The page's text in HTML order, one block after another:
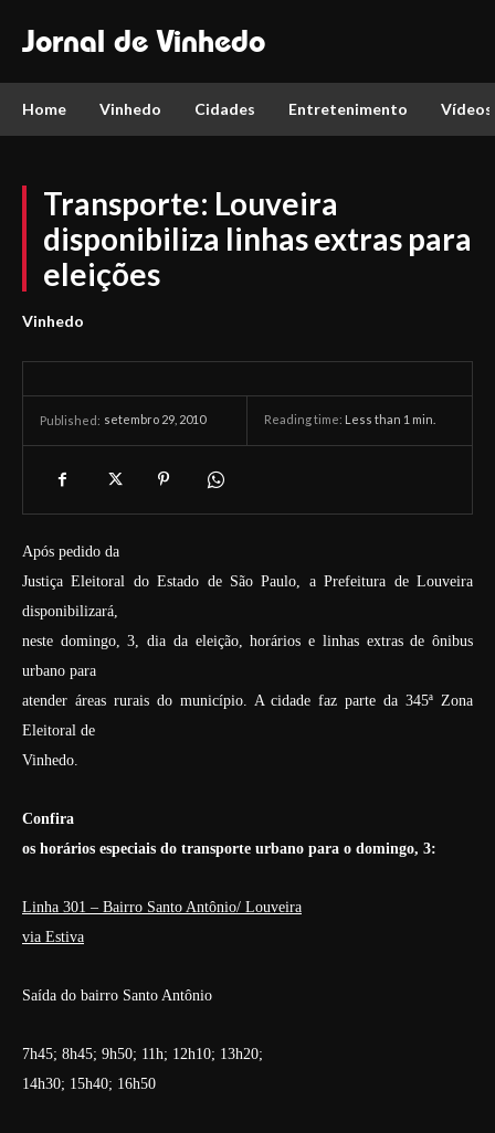
Jornal de Vinhedo
Home Vinhedo Cidades Entretenimento Vídeos
Transporte: Louveira
disponibiliza linhas extras para
eleições
Vinhedo
Published: setembro 29, 2010 Reading time: Less than 1 min.
Após pedido da
Justiça Eleitoral do Estado de São Paulo, a Prefeitura de Louveira
disponibilizará,
neste domingo, 3, dia da eleição, horários e linhas extras de ônibus
urbano para
atender áreas rurais do município. A cidade faz parte da 345ª Zona
Eleitoral de
Vinhedo.
Confira
os horários especiais do transporte urbano para o domingo, 3:
Linha 301 – Bairro Santo Antônio/ Louveira
via Estiva
Saída do bairro Santo Antônio
7h45; 8h45; 9h50; 11h; 12h10; 13h20;
14h30; 15h40; 16h50